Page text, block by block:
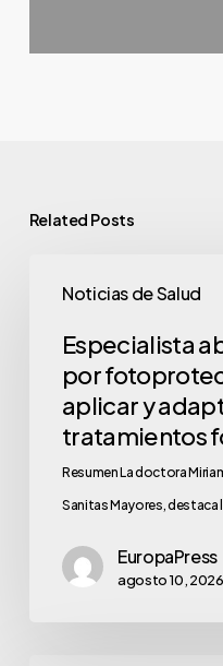
Related Posts
Noticias de Salud
Especialista
por
aplicar y
tratamientos
Resumen La doctora
Sanitas Mayores, destaca
EuropaPress
agosto 10, 2026